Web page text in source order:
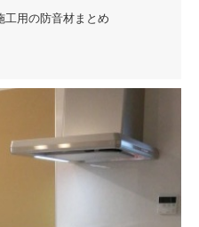
工用の防音材まとめ